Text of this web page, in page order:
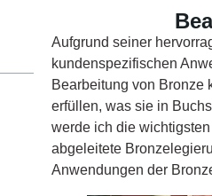
Aufgrund seiner
kundenspezifischen
Bearbeitung von Bronze
erfüllen, was sie in
werde ich die
abgeleitete
Anwendungen der